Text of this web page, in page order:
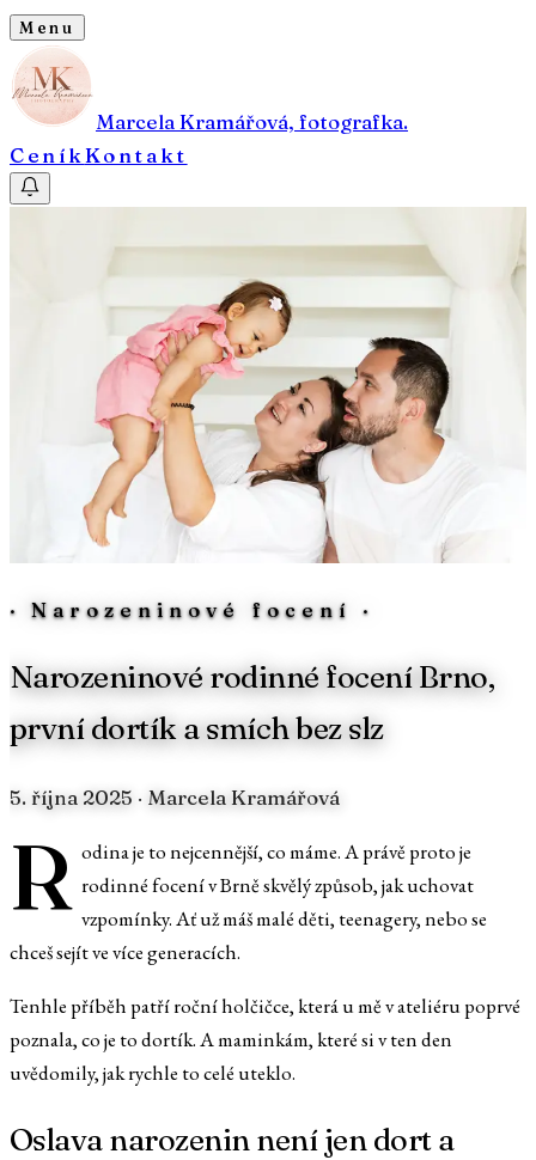
Menu
Marcela Kramářová, fotografka.
CeníkKontakt
·Narozeninové focení ·
Narozeninové rodinné focení Brno,
první dortík a smích bez slz
5. října 2025 · Marcela Kramářová
R odina je to nejcennější, co máme. A právě proto je
rodinné focení v Brně skvělý způsob, jak uchovat
vzpomínky. Ať už máš malé děti, teenagery, nebo se
chceš sejít ve více generacích.
Tenhle příběh patří roční holčičce, která u mě v ateliéru poprvé
poznala, co je to dortík. A maminkám, které si v ten den
uvědomily, jak rychle to celé uteklo.
Oslava narozenin není jen dort a